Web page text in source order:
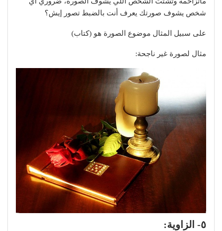
شخص يشوف صورتك يعرف أنت بالضبط تصور إيش؟
على سبيل المثال موضوع الصورة هو (كتاب)
مثال لصورة غير ناجحة:
٥- الزاوية: